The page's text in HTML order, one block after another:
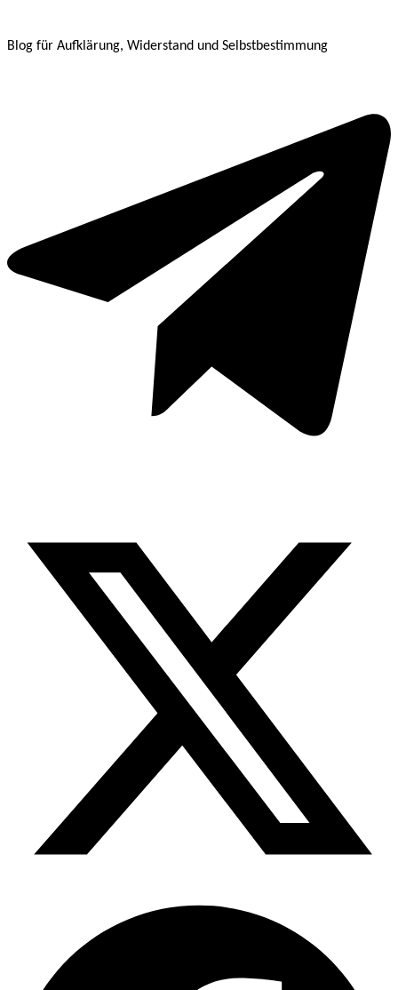
Blog für Aufklärung, Widerstand und Selbstbestimmung